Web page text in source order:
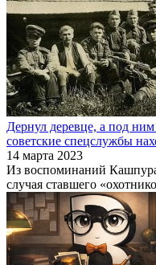
Дернул деревце, а под
советские спецслужбы
14 марта 2023
Из воспоминаний
случая ставшего